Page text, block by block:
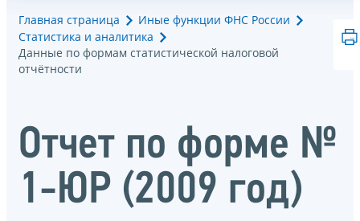
Главная страница
Иные функции ФНС России
Статистика и аналитика
Данные по формам статистической налоговой
отчётности
Отчет по форме №
1-ЮР (2009 год)